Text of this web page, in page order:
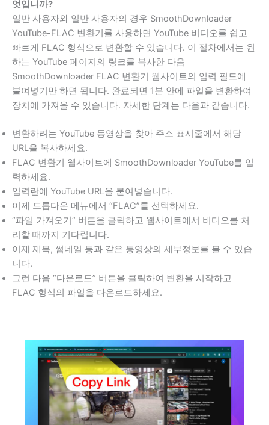
엇입니까?
일반 사용자와 일반 사용자의 경우 SmoothDownloader
YouTube-FLAC 변환기를 사용하면 YouTube 비디오를 쉽고
빠르게 FLAC 형식으로 변환할 수 있습니다. 이 절차에서는 원
하는 YouTube 페이지의 링크를 복사한 다음
SmoothDownloader FLAC 변환기 웹사이트의 입력 필드에
붙여넣기만 하면 됩니다. 완료되면 1분 안에 파일을 변환하여
장치에 가져올 수 있습니다. 자세한 단계는 다음과 같습니다.
변환하려는 YouTube 동영상을 찾아 주소 표시줄에서 해당
URL을 복사하세요.
FLAC 변환기 웹사이트에 SmoothDownloader YouTube를 입
력하세요.
입력란에 YouTube URL을 붙여넣습니다.
이제 드롭다운 메뉴에서 “FLAC”를 선택하세요.
“파일 가져오기” 버튼을 클릭하고 웹사이트에서 비디오를 처
리할 때까지 기다립니다.
이제 제목, 썸네일 등과 같은 동영상의 세부정보를 볼 수 있습
니다.
그런 다음 “다운로드” 버튼을 클릭하여 변환을 시작하고
FLAC 형식의 파일을 다운로드하세요.